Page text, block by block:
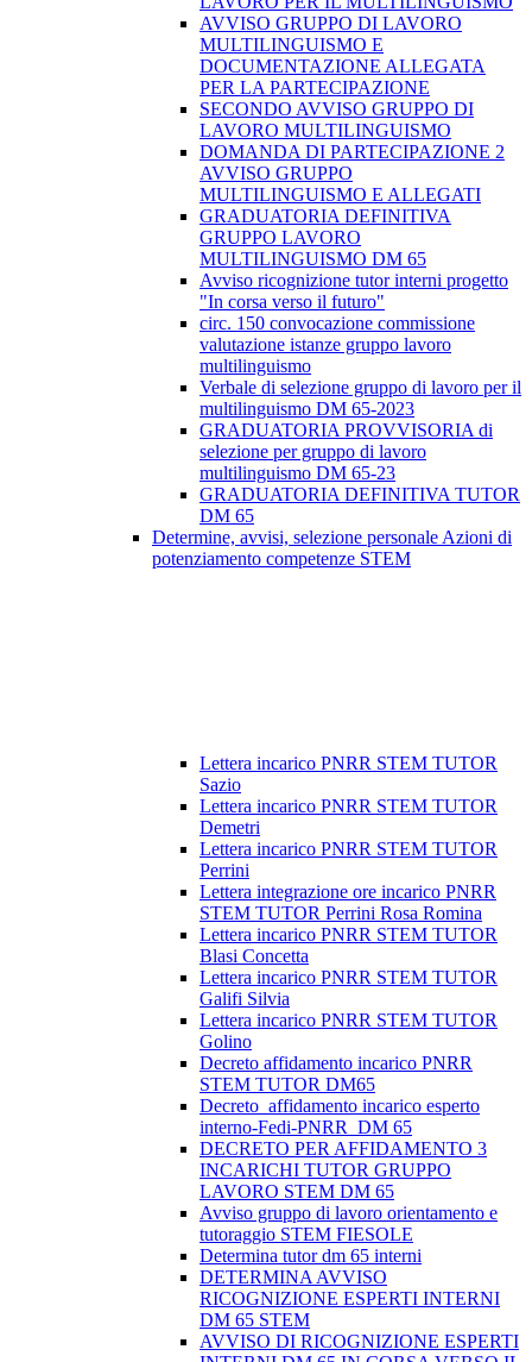
AVVISO GRUPPO DI LAVORO
MULTILINGUISMO E
DOCUMENTAZIONE ALLEGATA
PER LA PARTECIPAZIONE
SECONDO AVVISO GRUPPO DI
LAVORO MULTILINGUISMO
DOMANDA DI PARTECIPAZIONE 2
AVVISO GRUPPO
MULTILINGUISMO E ALLEGATI
GRADUATORIA DEFINITIVA
GRUPPO LAVORO
MULTILINGUISMO DM 65
Avviso ricognizione tutor interni progetto
"In corsa verso il futuro"
circ. 150 convocazione commissione
valutazione istanze gruppo lavoro
multilinguismo
Verbale di selezione gruppo di lavoro per il
multilinguismo DM 65-2023
GRADUATORIA PROVVISORIA di
selezione per gruppo di lavoro
multilinguismo DM 65-23
GRADUATORIA DEFINITIVA TUTOR
DM 65
Determine, avvisi, selezione personale Azioni di
potenziamento competenze STEM
Lettera incarico PNRR STEM TUTOR
Sazio
Lettera incarico PNRR STEM TUTOR
Demetri
Lettera incarico PNRR STEM TUTOR
Perrini
Lettera integrazione ore incarico PNRR
STEM TUTOR Perrini Rosa Romina
Lettera incarico PNRR STEM TUTOR
Blasi Concetta
Lettera incarico PNRR STEM TUTOR
Galifi Silvia
Lettera incarico PNRR STEM TUTOR
Golino
Decreto affidamento incarico PNRR
STEM TUTOR DM65
Decreto_affidamento incarico esperto
interno-Fedi-PNRR_DM 65
DECRETO PER AFFIDAMENTO 3
INCARICHI TUTOR GRUPPO
LAVORO STEM DM 65
Avviso gruppo di lavoro orientamento e
tutoraggio STEM FIESOLE
Determina tutor dm 65 interni
DETERMINA AVVISO
RICOGNIZIONE ESPERTI INTERNI
DM 65 STEM
AVVISO DI RICOGNIZIONE ESPERTI